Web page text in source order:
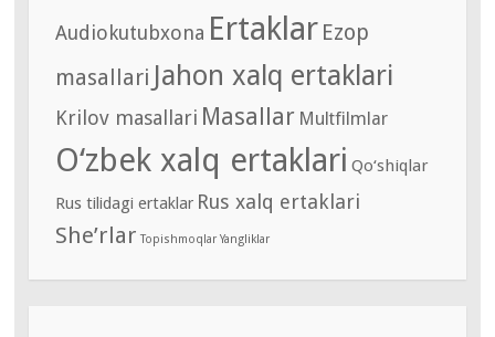
Audiokutubxona Ertaklar Ezop
masallari Jahon xalq ertaklari
Krilov masallari Masallar Multfilmlar
O‘zbek xalq ertaklari Qo‘shiqlar
Rus tilidagi ertaklar Rus xalq ertaklari
She’rlar Topishmoqlar Yangliklar